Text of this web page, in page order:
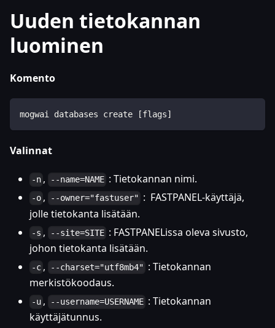
Uuden tietokannan
luominen
Komento
mogwai databases create [flags]
Valinnat
-n , --name=NAME : Tietokannan nimi.
-o , --owner="fastuser" : FASTPANEL-käyttäjä,
jolle tietokanta lisätään.
-s , --site=SITE : FASTPANELissa oleva sivusto,
johon tietokanta lisätään.
-c , --charset="utf8mb4" : Tietokannan
merkistökoodaus.
-u , --username=USERNAME : Tietokannan
käyttäjätunnus.